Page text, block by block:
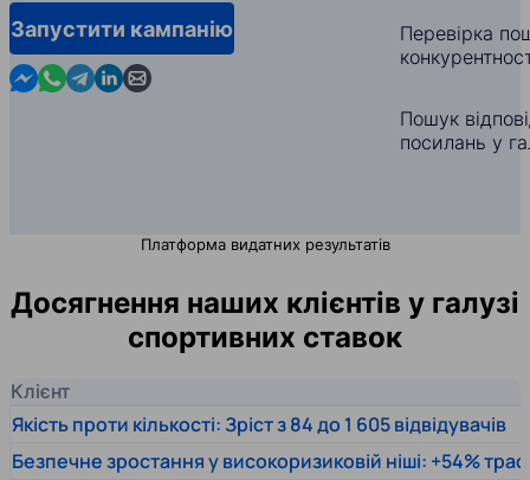
Запустити кампанію
Contact us in Messenger
Contact us in WhatsApp
Contact us in Telegram
Contact us in Linkedin
Contact us by email
Перевірка
Пошук
посилань у
Платформа видатних результатів
Досягнення наших клієнтів у галузі
спортивних ставок
Клієнт
Якість проти кількості: Зріст з 84 до 1 605 відвідувачів
Безпечне зростання у високоризиковій ніші: +54%